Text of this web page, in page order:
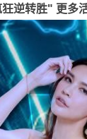
逆转胜" 更多